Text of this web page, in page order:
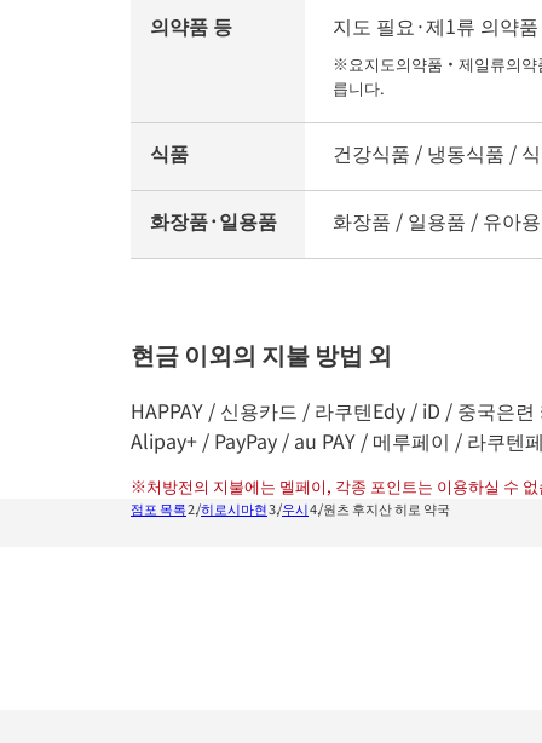
의약품 등 지도 필요·제1류 의약
※요지도의약품・제일류의약
릅니다.
식품 건강식품 / 냉동식품 /
화장품·일용품 화장품 / 일용품 / 유아
현금 이외의 지불 방법 외
HAPPAY / 신용카드 / 라쿠텐Edy / iD / 중국은
Alipay+ / PayPay / au PAY / 메루페이 / 라쿠텐
※처방전의 지불에는 멜페이, 각종 포인트는 이용하실 수
점포 목록 히로시마현 우시 원츠 후지산 히로 약국